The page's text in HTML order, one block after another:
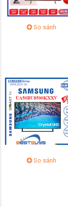
So sánh
So sánh